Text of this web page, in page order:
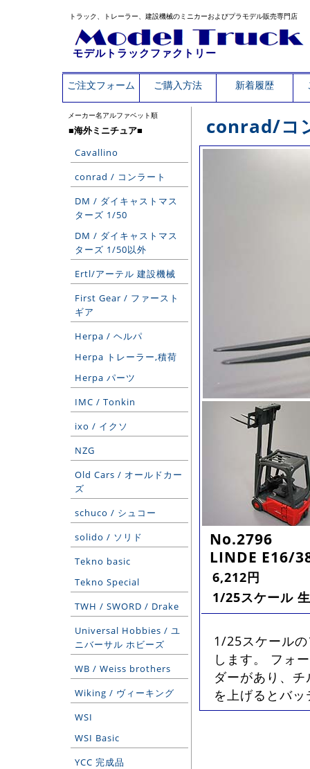
トラック、トレーラー、建設機械のミニカーおよびプラモデル販売専門店
モデルトラックファクトリー
ご注文フォーム ご購入方法 新着履歴
メーカー名アルファベット順
■海外ミニチュア■
Cavallino
conrad / コンラート
DM / ダイキャストマス
ターズ 1/50
DM / ダイキャストマス
ターズ 1/50以外
Ertl/アーテル 建設機械
First Gear / ファースト
ギア
Herpa / ヘルパ
Herpa トレーラー,積荷
Herpa パーツ
IMC / Tonkin
ixo / イクソ
NZG
Old Cars / オールドカー
ズ
schuco / シュコー
solido / ソリド
Tekno basic
Tekno Special
TWH / SWORD / Drake
Universal Hobbies / ユ
ニバーサル ホビーズ
WB / Weiss brothers
Wiking / ヴィーキング
WSI
WSI Basic
YCC 完成品
conrad/コ
No.2796
LINDE E16/
6,212円
1/25スケール
1/25スケール
します。 フォ
ダーがあり、
を上げるとバ